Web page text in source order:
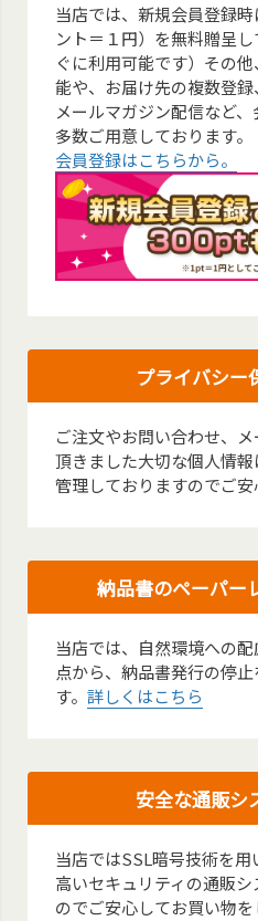
当店では、新規会員登録
ント＝１円）を無料贈呈
ぐに利用可能です）その
能や、お届け先の複数登
メールマガジン配信など
多数ご用意しております。
会員登録はこちらから。
プライバシー
ご注文やお問い合わせ、
頂きました大切な個人情
管理しておりますのでご安
納品書のペーパー
当店では、自然環境への
点から、納品書発行の停
す。詳しくはこちら
安全な通販シ
当店ではSSL暗号技術を
高いセキュリティの通販
のでご安心してお買い物を